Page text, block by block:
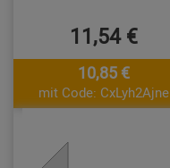
11,54 €
10,85 €
mit Code: CxLyh2Ajne